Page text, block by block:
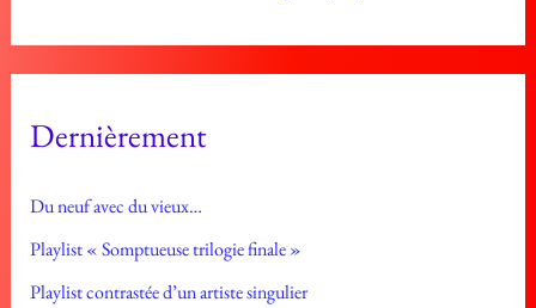
Dernièrement
Du neuf avec du vieux…
Playlist « Somptueuse trilogie finale »
Playlist contrastée d’un artiste singulier